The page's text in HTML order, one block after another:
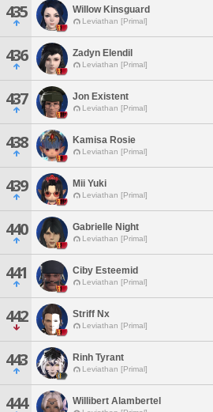
435 Willow Kinsguard
Leviathan [Primal]
436 Zadyn Elendil
Leviathan [Primal]
437 Jon Existent
Leviathan [Primal]
438 Kamisa Rosie
Leviathan [Primal]
439 Mii Yuki
Leviathan [Primal]
440 Gabrielle Night
Leviathan [Primal]
441 Ciby Esteemid
Leviathan [Primal]
442 Striff Nx
Leviathan [Primal]
443 Rinh Tyrant
Leviathan [Primal]
444 Willibert Alambertel